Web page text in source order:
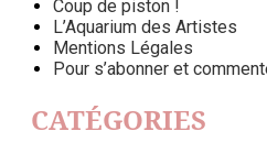
Coup de piston !
L’Aquarium des Artistes
Mentions Légales
Pour s’abonner et
CATÉGORIES